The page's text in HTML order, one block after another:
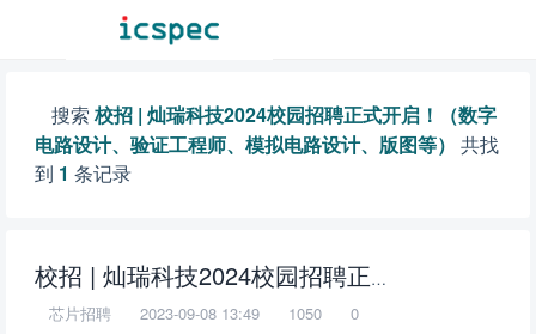
搜索 校招 | 灿瑞科技2024校园招聘正式开启！（数字
电路设计、验证工程师、模拟电路设计、版图等） 共找
到 1 条记录
校招 | 灿瑞科技2024校园招聘正式开启！（数字电路设计、验证工程师、模拟电路设计、版图等）
芯片招聘
2023-09-08 13:49 1050 0